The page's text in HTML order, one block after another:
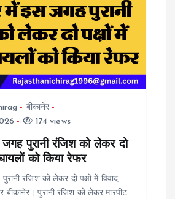
बीकानेर
174 views
पुरानी रंजिश को लेकर दो
घायलों को किया रेफर
रंजिश को लेकर दो पक्षों में विवाद,
बीकानेर। पुरानी रंजिश को लेकर मारपीट